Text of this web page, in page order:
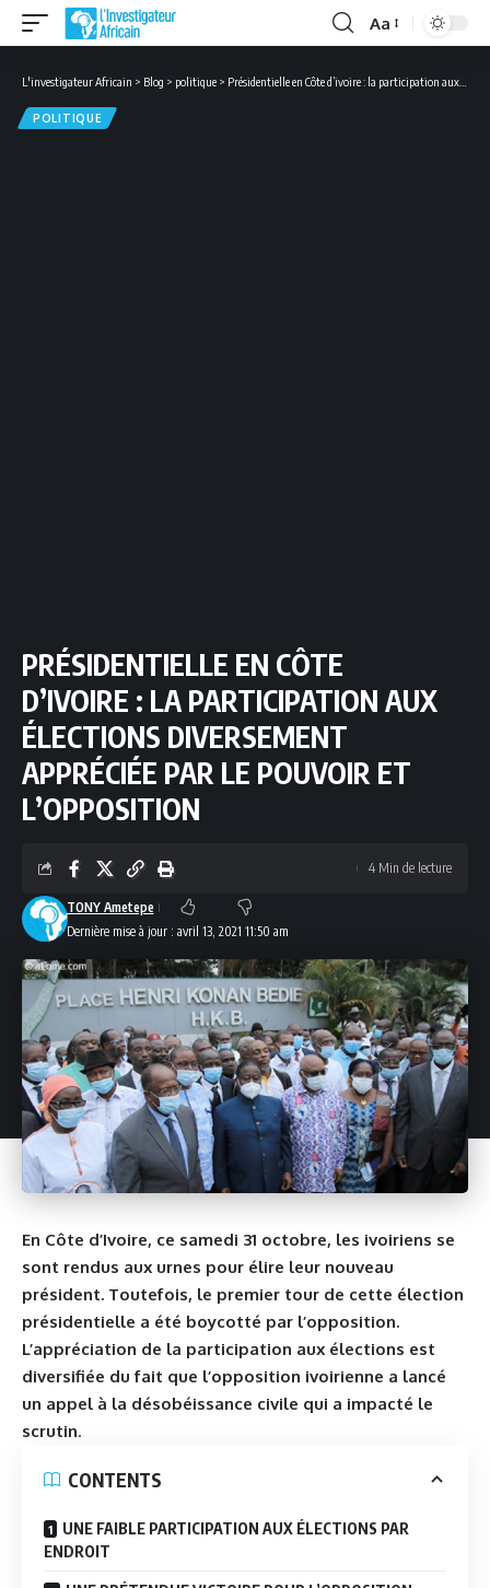
Font
Aa
L'investigateur Africain > Blog > politique > Présidentielle en Côte d’ivoire : la participation aux élections diversement appréciée par le pouvoir et l’opposition
POLITIQUE
PRÉSIDENTIELLE EN CÔTE
D’IVOIRE : LA PARTICIPATION AUX
ÉLECTIONS DIVERSEMENT
APPRÉCIÉE PAR LE POUVOIR ET
L’OPPOSITION
Dernière mise à jour : avril 13, 2021 11:50 am
TONY Ametepe
4 Min de lecture
En Côte d’Ivoire, ce samedi 31 octobre, les ivoiriens se
sont rendus aux urnes pour élire leur nouveau
président. Toutefois, le premier tour de cette élection
présidentielle a été boycotté par l’opposition.
L’appréciation de la participation aux élections est
diversifiée du fait que l’opposition ivoirienne a lancé
un appel à la désobéissance civile qui a impacté le
scrutin.
CONTENTS
UNE FAIBLE PARTICIPATION AUX ÉLECTIONS PAR
ENDROIT